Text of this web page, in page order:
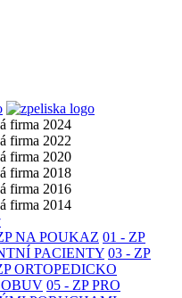
NA POUKAZ 01 - ZP
PACIENTY 03 - ZP
ORTOPEDICKO
05 - ZP PRO